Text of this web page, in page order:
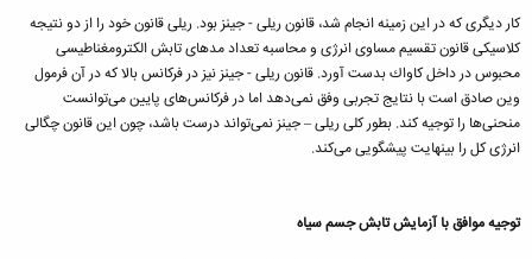
كار دیگری كه در این زمینه انجام شد، قانون ریلی - جینز بود. ریلی قانون خود را از دو نتیجه
كلاسیكی قانون تقسیم مساوی انرژی و محاسبه تعداد مدهای تابش الكترومغناطیسی
محبوس در داخل كاواك بدست آورد. قانون ریلی - جینز نیز در فركانس بالا كه در آن فرمول
وین صادق است با نتایج تجربی وفق نمی‌دهد اما در فركانس‌های پایین می‌توانست
منحنی‌ها را توجیه كند. بطور كلی ریلی – جینز نمی‌تواند درست باشد، چون این قانون چگالی
انرژی كل را بینهایت پیشگویی می‌كند.
توجیه موافق با آزمایش تابش جسم سیاه